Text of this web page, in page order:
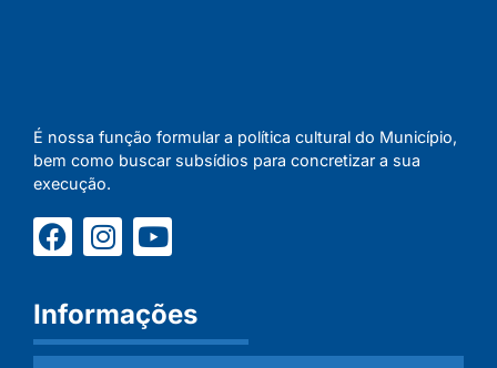
É nossa função formular a política cultural do Município,
bem como buscar subsídios para concretizar a sua
execução.
Informações